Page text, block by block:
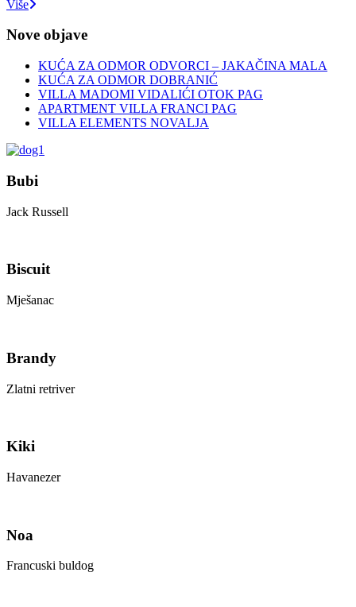
Više
Nove objave
KUĆA ZA ODMOR ODVORCI – JAKAČINA MALA
KUĆA ZA ODMOR DOBRANIĆ
VILLA MADOMI VIDALIĆI OTOK PAG
APARTMENT VILLA FRANCI PAG
VILLA ELEMENTS NOVALJA
Bubi
Jack Russell
Biscuit
Mješanac
Brandy
Zlatni retriver
Kiki
Havanezer
Noa
Francuski buldog